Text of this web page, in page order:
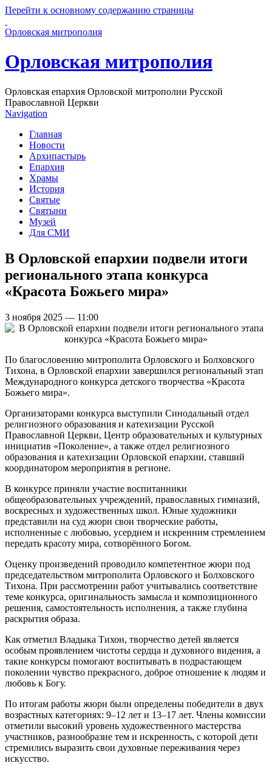
Перейти к основному содержанию страницы
Орловская митрополия
Орловская митрополия
Орловская епархия Орловской митрополии Русской
Православной Церкви
Navigation
Главная
Новости
Архипастырь
Епархия
Храмы
История
Святые
Святыни
Музей
Для СМИ
В Орловской епархии подвели итоги
регионального этапа конкурса
«Красота Божьего мира»
3 ноября 2025 — 11:00
По благословению митрополита Орловского и Болховского
Тихона, в Орловской епархии завершился региональный этап
Международного конкурса детского творчества «Красота
Божьего мира».
Организаторами конкурса выступили Синодальный отдел
религиозного образования и катехизации Русской
Православной Церкви, Центр образовательных и культурных
инициатив «Поколение», а также отдел религиозного
образования и катехизации Орловской епархии, ставший
координатором мероприятия в регионе.
В конкурсе приняли участие воспитанники
общеобразовательных учреждений, православных гимназий,
воскресных и художественных школ. Юные художники
представили на суд жюри свои творческие работы,
исполненные с любовью, усердием и искренним стремлением
передать красоту мира, сотворённого Богом.
Оценку произведений проводило компетентное жюри под
председательством митрополита Орловского и Болховского
Тихона. При рассмотрении работ учитывались соответствие
теме конкурса, оригинальность замысла и композиционного
решения, самостоятельность исполнения, а также глубина
раскрытия образа.
Как отметил Владыка Тихон, творчество детей является
особым проявлением чистоты сердца и духовного видения, а
такие конкурсы помогают воспитывать в подрастающем
поколении чувство прекрасного, доброе отношение к людям и
любовь к Богу.
По итогам работы жюри были определены победители в двух
возрастных категориях: 9–12 лет и 13–17 лет. Члены комиссии
отметили высокий уровень художественного мастерства
участников, разнообразие тем и искренность, с которой дети
стремились выразить свои духовные переживания через
искусство.